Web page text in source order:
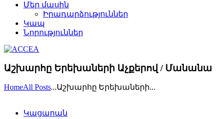
Մեր մասին
Իրադարձություններ
Կապ
Նորություններ
Աշխարհը Երեխաների Աչքերով / Մանանա
HomeAll Posts...Աշխարհը Երեխաների...
Կացարան